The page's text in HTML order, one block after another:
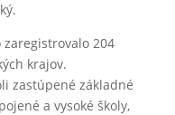
204
krajov.
zastúpené základné
a vysoké školy,